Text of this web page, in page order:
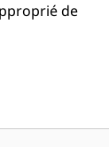
de